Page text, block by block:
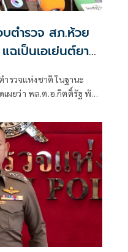
ตำรวจ สภ.ห้วย
เป็นเอเย่นต์ยา
ำรวจแห่งชาติ ในฐานะ
ผยว่า พล.ต.อ.กิตติ์รัฐ พันธุ์
ายฑนาฯ หรือ ป๋อง